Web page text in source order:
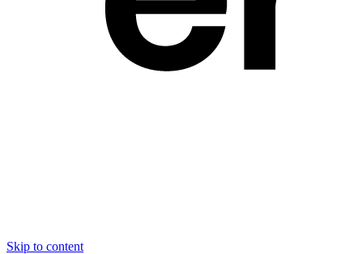
Skip to content